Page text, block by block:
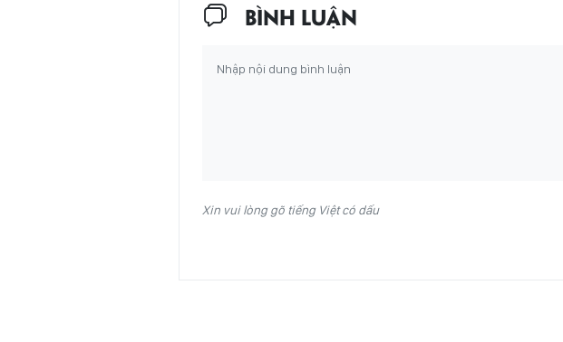
BÌNH LUẬN
Xin vui lòng gõ tiếng Việt có dấu